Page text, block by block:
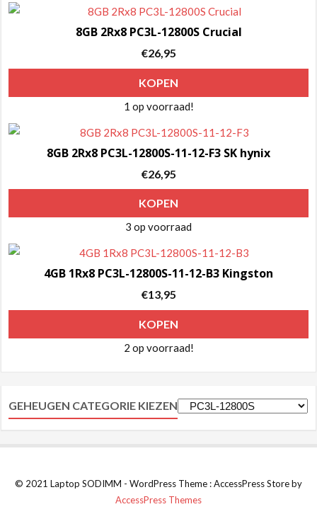
8GB 2Rx8 PC3L-12800S Crucial
€26,95
KOPEN
1 op voorraad!
8GB 2Rx8 PC3L-12800S-11-12-F3 SK hynix
€26,95
KOPEN
3 op voorraad
4GB 1Rx8 PC3L-12800S-11-12-B3 Kingston
€13,95
KOPEN
2 op voorraad!
GEHEUGEN CATEGORIE KIEZEN
© 2021 Laptop SODIMM - WordPress Theme : AccessPress Store by
AccessPress Themes